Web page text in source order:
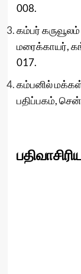
008.
கம்பர் கருவூலம்
மரைக்காயர்,
017.
கம்பனில் மக்கள்
பதிப்பகம்,